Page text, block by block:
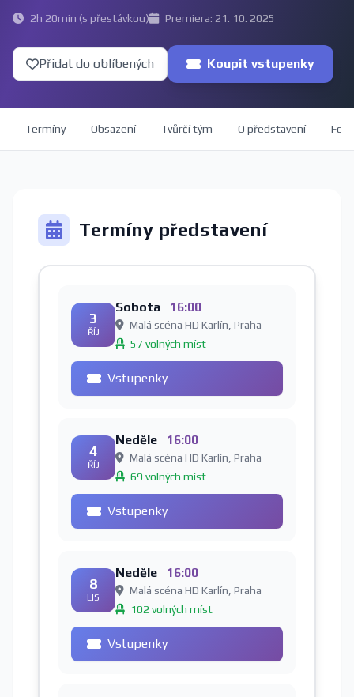
2h 20min (s přestávkou) Premiera: 21. 10. 2025
Přidat do oblíbených Koupit vstupenky
Termíny Obsazení Tvůrčí tým O představení
Termíny představení
3
ŘÍJ
Sobota 16:00
Malá scéna HD Karlín, Praha
57 volných míst
Vstupenky
4
ŘÍJ
Neděle 16:00
Malá scéna HD Karlín, Praha
69 volných míst
Vstupenky
8
LIS
Neděle 16:00
Malá scéna HD Karlín, Praha
102 volných míst
Vstupenky